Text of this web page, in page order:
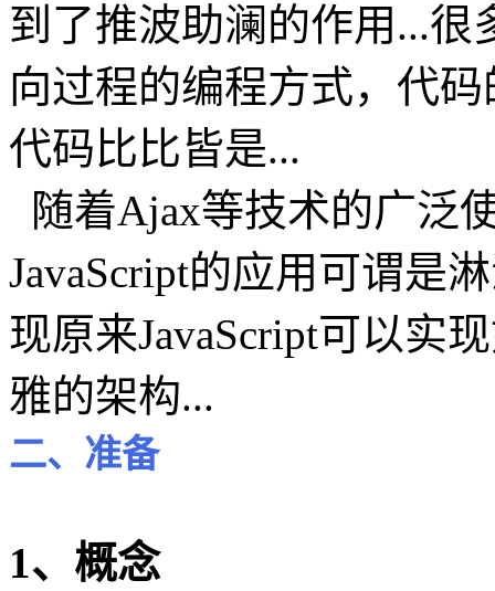
到了推波助澜的作用...很
向过程的编程方式，代
代码比比皆是...
随着Ajax等技术的广泛
JavaScript的应用可谓是
现原来JavaScript可以实
雅的架构...
二、准备
1、概念